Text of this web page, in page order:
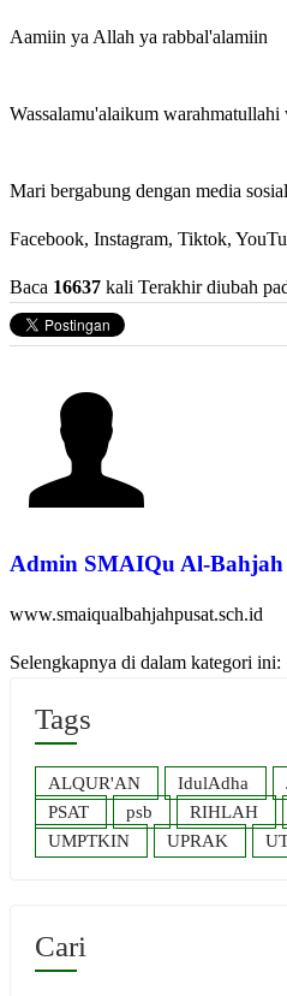
Aamiin ya Allah ya rabbal'alamiin
Wassalamu'alaikum warahmatullahi
Mari bergabung dengan media
Facebook, Instagram, Tiktok,
Baca 16637 kali Terakhir diubah
Admin SMAIQu Al-Bahjah
www.smaiqualbahjahpusat.sch.id
Selengkapnya di dalam kategori ini:
Tags
ALQUR'AN IdulAdha
PSAT
psb RIHLAH
UMPTKIN
UPRAK
Cari